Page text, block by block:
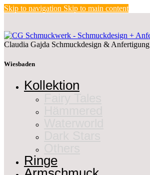
Skip to navigation Skip to main content
Claudia Gajda Schmuckdesign & Anfertigung
Wiesbaden
Kollektion
Ringe